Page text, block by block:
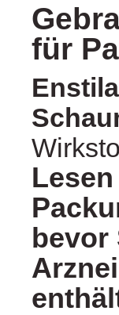
für
bevor